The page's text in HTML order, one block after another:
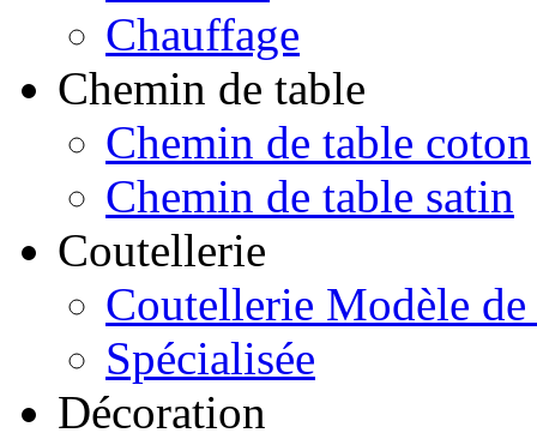
Chauffage
Chemin de table
Chemin de table coton
Chemin de table satin
Coutellerie
Coutellerie Modèle de
Spécialisée
Décoration